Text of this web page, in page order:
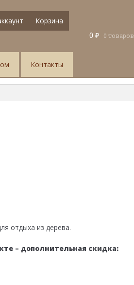
Корзина
0 ₽ 0 товаров
Контакты
отдыха из дерева.
– дополнительная скидка: